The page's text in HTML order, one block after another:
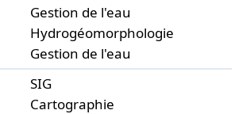
Gestion de l'eau
Hydrogéomorphologie
Gestion de l'eau
SIG
Cartographie